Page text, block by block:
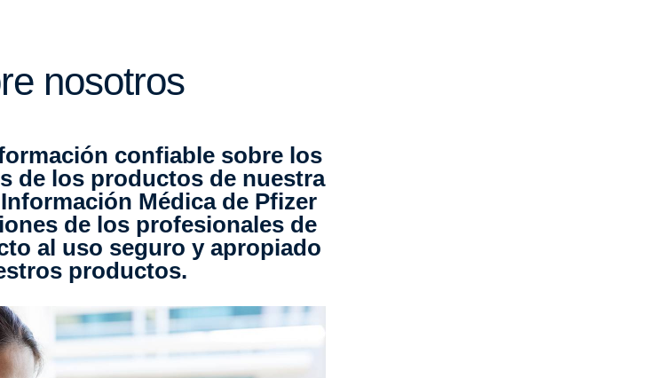
nosotros
confiable sobre los
de los productos de nuestra
Médica de Pfizer
de los profesionales de
al uso seguro y apropiado
productos.